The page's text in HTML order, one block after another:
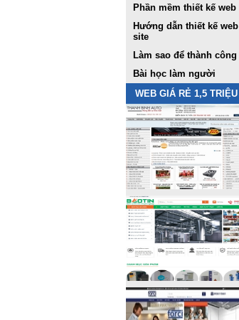
Phần mềm thiết kế web
Hướng dẫn thiết kế web
site
Làm sao để thành công
Bài học làm người
WEB GIÁ RẺ 1,5 TRIỆU